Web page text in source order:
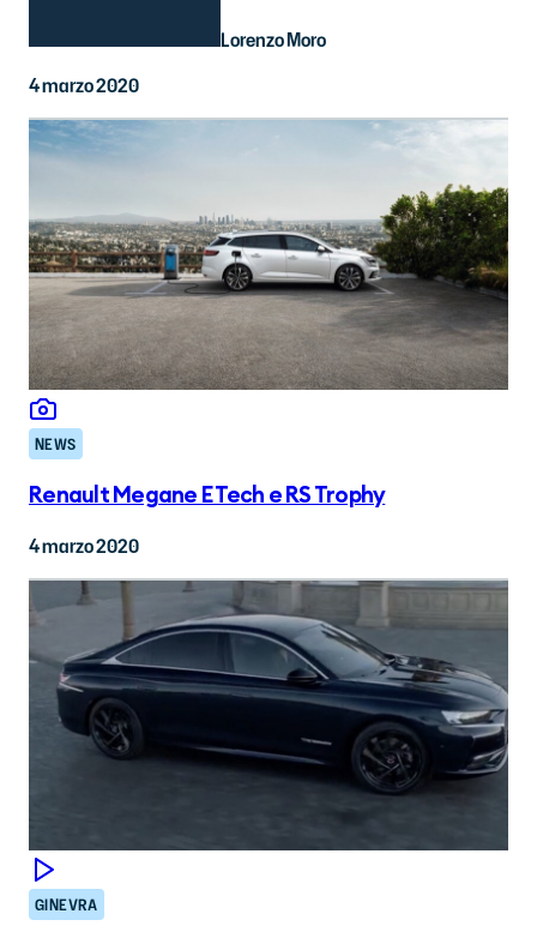
Lorenzo Moro
4 marzo 2020
NEWS
Renault Megane E Tech e RS Trophy
4 marzo 2020
GINEVRA